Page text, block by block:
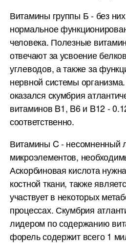
Витамины группы Б - без
нормальное
человека. Полезные
отвечают за усвоение
углеводов, а также за
нервной системы
оказался скумбрия
витаминов B1, B6 и B12 -
соответственно.
Витамины C - несомненный
микроэлементов,
Аскорбиновая кислота
костной ткани, также
участвует в некоторых
процессах. Скумбрия
лидером по содержанию
форель содержит всего 1